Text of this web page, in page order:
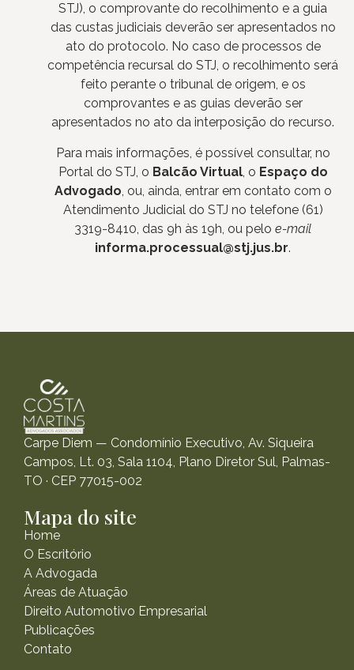
STJ), o comprovante do recolhimento e a guia
das custas judiciais deverão ser apresentados no
ato do protocolo. No caso de processos de
competência recursal do STJ, o recolhimento será
feito perante o tribunal de origem, e os
comprovantes e as guias deverão ser
apresentados no ato da interposição do recurso.
Para mais informações, é possível consultar, no
Portal do STJ, o Balcão Virtual, o Espaço do
Advogado, ou, ainda, entrar em contato com o
Atendimento Judicial do STJ no telefone (61)
3319-8410, das 9h às 19h, ou pelo e-mail
informa.processual@stj.jus.br.
Carpe Diem — Condomínio Executivo, Av. Siqueira
Campos, Lt. 03, Sala 1104, Plano Diretor Sul, Palmas-
TO · CEP 77015-002
Mapa do site
Home
O Escritório
A Advogada
Áreas de Atuação
Direito Automotivo Empresarial
Publicações
Contato